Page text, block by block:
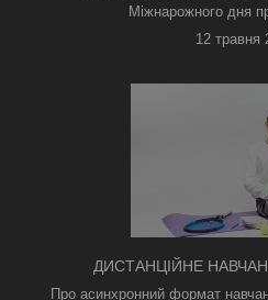
Міжнарожного дня
12 травня
ДИСТАНЦІЙНЕ
ТРИВОГАМИ ТА БЕЗ
Про асинхронний формат